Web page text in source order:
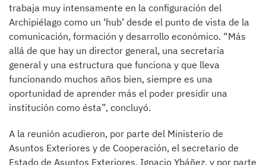
trabaja muy intensamente en la configuración del
Archipiélago como un ‘hub’ desde el punto de vista de la
comunicación, formación y desarrollo económico. “Más
allá de que hay un director general, una secretaria
general y una estructura que funciona y que lleva
funcionando muchos años bien, siempre es una
oportunidad de aprender más el poder presidir una
institución como ésta”, concluyó.
A la reunión acudieron, por parte del Ministerio de
Asuntos Exteriores y de Cooperación, el secretario de
Estado de Asuntos Exteriores, Ignacio Ybáñez, y por parte